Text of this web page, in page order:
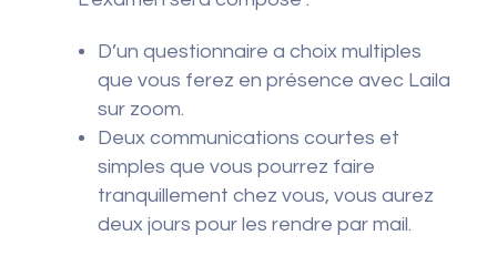
D’un questionnaire a choix multiples
que vous ferez en présence avec Laila
sur zoom.
Deux communications courtes et
simples que vous pourrez faire
tranquillement chez vous, vous aurez
deux jours pour les rendre par mail.